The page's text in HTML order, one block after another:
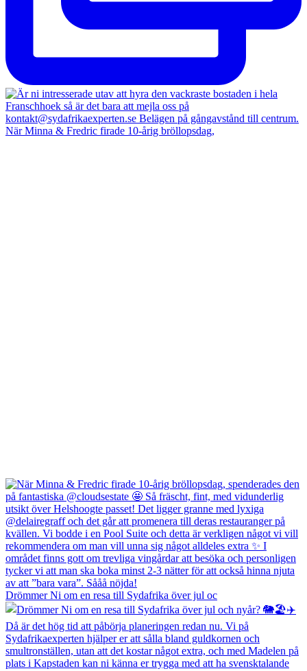
När Minna & Fredric firade 10-årig bröllopsdag,
Drömmer Ni om en resa till Sydafrika över jul oc